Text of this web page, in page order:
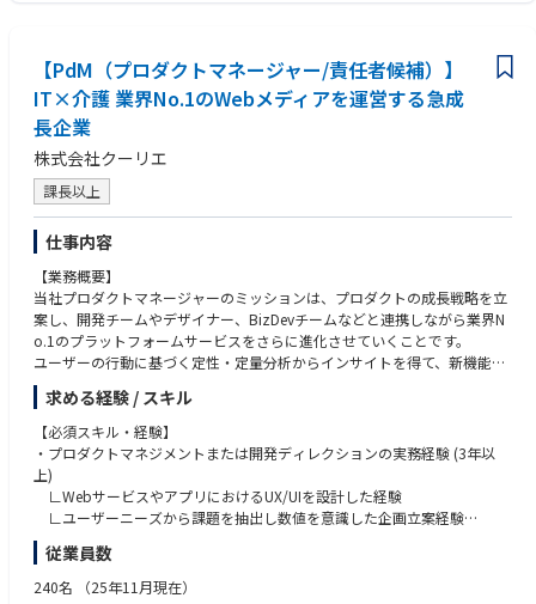
・論文執筆、学会発表、特許出願の実績
・Linux、Git、Docker、MLOps等の開発基盤知識
【求める人物像】
・明確な答えのない課題に対しても自ら仮説を立て、自走して研究を推進
できる方
・最新技術への強い探究心を持ち、それを事業・製品価値につなげて考え
られる方
・チームの一員として応用研究・開発チームと連携し、研究成果を製品開
発へ橋渡しできる方
・「それなら、こうすれば実現できる」と発想を形にできる方
【PdM（プロダクトマネージャー/責任者候補）】
IT×介護 業界No.1のWebメディアを運営する急成
長企業
株式会社クーリエ
課長以上
仕事内容
【業務概要】
当社プロダクトマネージャーのミッションは、プロダクトの成長戦略を立
案し、開発チームやデザイナー、BizDevチームなどと連携しながら業界N
o.1のプラットフォームサービスをさらに進化させていくことです。
ユーザーの行動に基づく定性・定量分析からインサイトを得て、新機能の
企画からリリース、その後の運用まで主導していただきます。
【具体的な業務内容】
下記の業務を、ご経験や適性に合わせて担当していただきます。
将来的には全て網羅できるようスキルの幅を広げながらご活躍いただけま
す。
・事業戦略に基づいたプロダクトイニシアチブの立案・実現
・難易度の高いビジネス要件に対して実現可能な仕様の立案
・エンジニア、デザイナー、ビジネス部門との連携によるプロダクト開発
求める経験 / スキル
【必須スキル・経験】
・プロダクトマネジメントまたは開発ディレクションの実務経験 (3年以
上)
∟WebサービスやアプリにおけるUX/UIを設計した経験
∟ユーザーニーズから課題を抽出し数値を意識した企画立案経験
∟開発チームやデザイナーと協力してプロダクト開発を行った経験
【歓迎スキル・経験】
従業員数
240名 （25年11月現在）